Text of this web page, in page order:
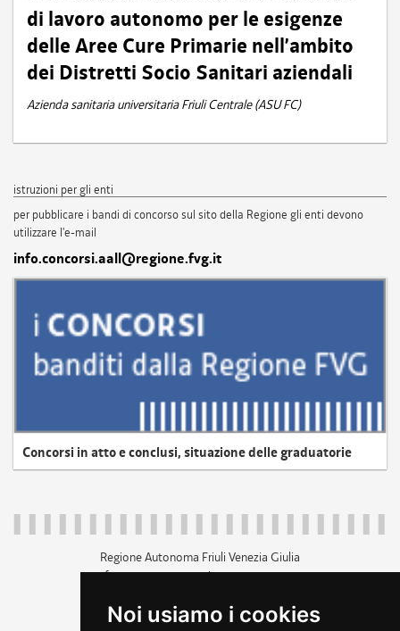
Noi usiamo i cookies
di lavoro autonomo per le esigenze
delle Aree Cure Primarie nell’ambito
dei Distretti Socio Sanitari aziendali
Azienda sanitaria universitaria Friuli Centrale (ASU FC)
istruzioni per gli enti
per pubblicare i bandi di concorso sul sito della Regione gli enti devono
utilizzare l'e-mail
info.concorsi.aall@regione.fvg.it
Concorsi in atto e conclusi, situazione delle graduatorie
Regione Autonoma Friuli Venezia Giulia
c.f. 80014930327; p.iva 00526040324
+39 040 3771111